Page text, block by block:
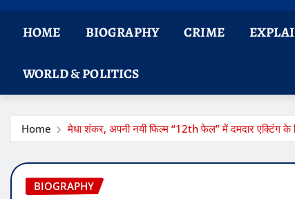
HOME BIOGRAPHY CRIME
WORLD & POLITICS
Home मेधा शंकर, अपनी नयी फिल्म “12th फेल” में दमदार
BIOGRAPHY